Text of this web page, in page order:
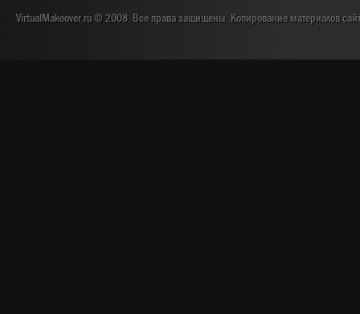
VirtualMakeover.ru © 2008. Все права защищены. Копирование материалов